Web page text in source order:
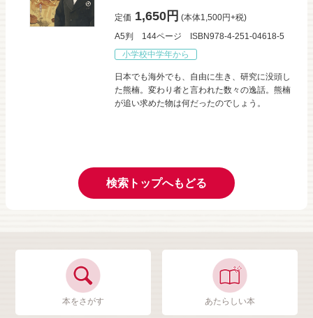
定価 1,650円 (本体1,500円+税)
A5判
144ページ
ISBN978-4-251-04618-5
小学校中学年から
日本でも海外でも、自由に生き、研究に没頭し
た熊楠。変わり者と言われた数々の逸話。熊楠
が追い求めた物は何だったのでしょう。
検索トップへもどる
本をさがす あたらしい本